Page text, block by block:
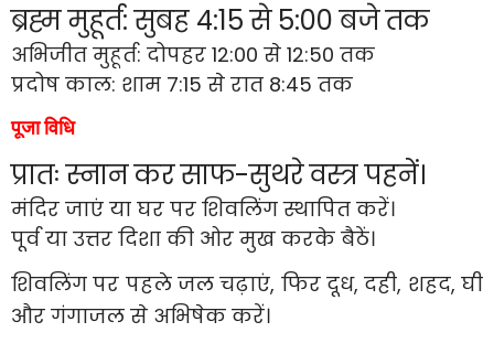
ब्रह्म मुहूर्त: सुबह 4:15 से 5:00 बजे तक
अभिजीत मुहूर्त: दोपहर 12:00 से 12:50 तक
प्रदोष काल: शाम 7:15 से रात 8:45 तक
पूजा विधि
प्रातः स्नान कर साफ-सुथरे वस्त्र पहनें।
मंदिर जाएं या घर पर शिवलिंग स्थापित करें।
पूर्व या उत्तर दिशा की ओर मुख करके बैठें।
शिवलिंग पर पहले जल चढ़ाएं, फिर दूध, दही, शहद, घी
और गंगाजल से अभिषेक करें।